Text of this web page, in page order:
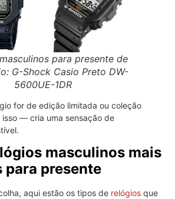
para presente de
G-Shock Casio Preto DW-
5600UE-1DR
for de edição limitada ou coleção
— cria uma sensação de
masculinos mais
para presente
aqui estão os tipos de relógios que